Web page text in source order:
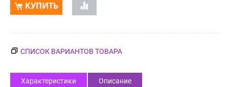
КУПИТЬ
СПИСОК ВАРИАНТОВ ТОВАРА
Характеристики Описание